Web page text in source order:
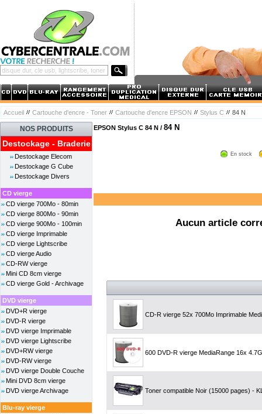
Accueil Cartouche d'encre - Toner Cartouche d'encre EPSON Stylus C 84 N
NOS PRODUITS
Destockage - Braderie
Destockage Elecom
Destockage G Cube
Destockage Divers
CD vierge
CD vierge 700Mo - 80min
CD vierge 800Mo - 90min
CD vierge 900Mo - 100min
CD vierge Imprimable
CD vierge Lightscribe
CD vierge Audio
CD-RW vierge
Mini CD 8cm vierge
CD vierge Gold - Archivage
DVD vierge
DVD+R vierge
DVD-R vierge
DVD vierge Imprimable
DVD vierge Lightscribe
DVD+RW vierge
DVD-RW vierge
DVD vierge Double Couche
Mini DVD 8cm vierge
DVD vierge Archivage
Blu-ray vierge
EPSON Stylus C 84 N / 84 N
En stock
Aucun article
CD-R vierge 52x 700Mo Imprimable
600 DVD-R vierge MediaRange 16x
Toner compatible Noir (15000 pages) -